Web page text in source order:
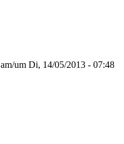
am/um Di, 14/05/2013 - 07:48